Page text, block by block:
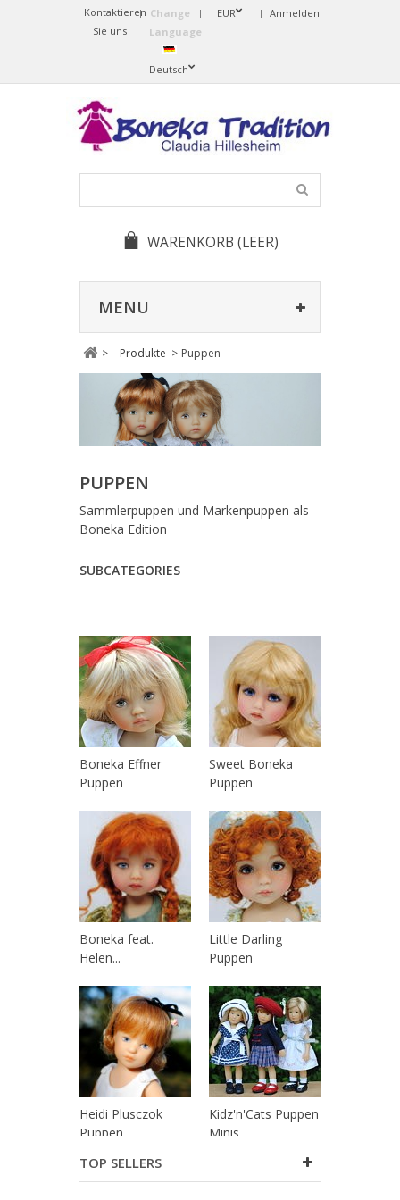
Anmelden
EUR
Change
Language
Deutsch
Kontaktieren
Sie uns
WARENKORB (LEER)
MENU
> Produkte > Puppen
PUPPEN
Sammlerpuppen und Markenpuppen als
Boneka Edition
SUBCATEGORIES
Boneka Effner
Puppen
Sweet Boneka
Puppen
Boneka feat.
Helen...
Little Darling
Puppen
Heidi Plusczok
Puppen
Kidz'n'Cats Puppen
Minis
TOP SELLERS